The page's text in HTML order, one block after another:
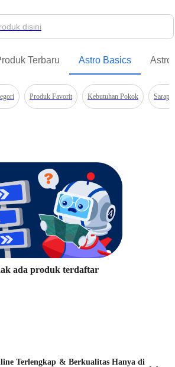
Terbaru Astro Basics Astro
Produk Favorit Kebutuhan Pokok
ada produk terdaftar
Terlengkap & Berkualitas Hanya di